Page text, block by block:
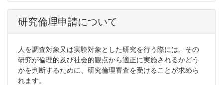
研究倫理申請について
人を調査対象又は実験対象とした研究を行う際には、その
研究が倫理的及び社会的観点から適正に実施されるかどう
かを判断するために、研究倫理審査を受けることが求めら
れます。